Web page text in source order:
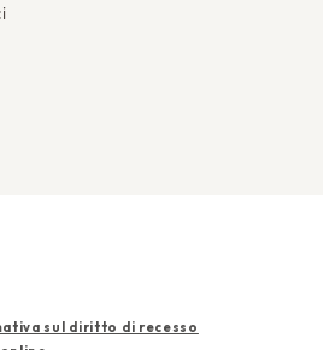
sul diritto di recesso